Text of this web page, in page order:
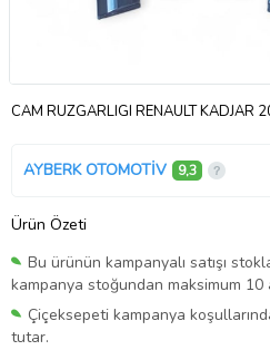
CAM RUZGARLIGI RENAULT KADJAR
AYBERK OTOMOTİV 9,3
Ürün Özeti
Bu ürünün kampanyalı satışı
kampanya stoğundan maksimum 10
Çiçeksepeti kampanya
tutar.